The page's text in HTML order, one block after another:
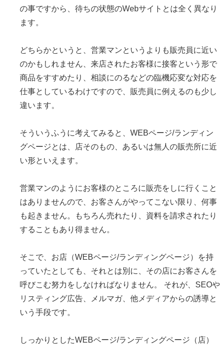
の事ですから、待ちの状態のWebサイトとは全く異なり
ます。
どちらかというと、営業マンというよりも販売員に近い
のかもしれません、来店されたお客様に接客という形で
商品をすすめたり、相談にのるなどの臨機応変な対応を
仕事としているわけですので、販売員に例えるのも少し
違います。
そういうふうに考えてみると、WEBページ/ランディン
グページとは、店そのもの、あるいは無人の販売所に近
い形といえます。
営業マンのようにお客様のところに販売をしに行くこと
はありませんので、お客さんがやってこない限り、何事
も起きません。もちろん売れたり、資料を請求されたり
することもあり得ません。
そこで、お店（WEBページ/ランディングページ）を持
っていたとしても、それとは別に、その店にお客さんを
呼びこむ努力をしなければなりません。 それが、SEOや
リスティング広告、メルマガ、他メディアからの誘導と
いう手段です。
しっかりとしたWEBページ/ランディングページ（店）